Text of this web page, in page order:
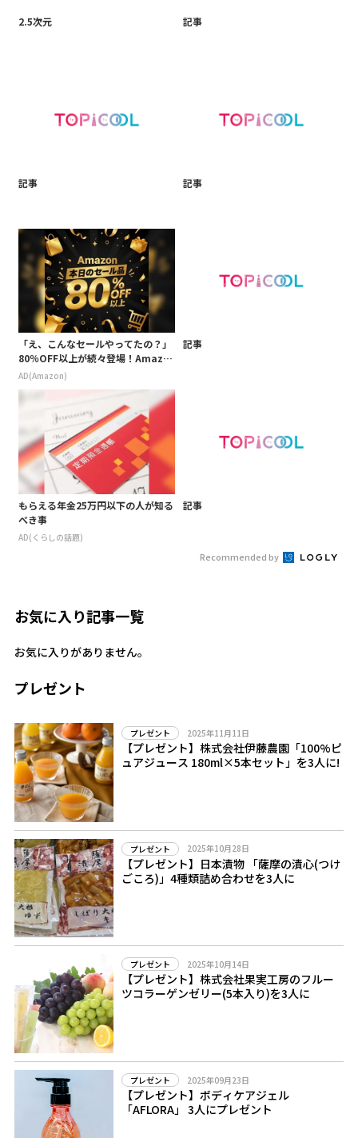
2.5次元 記事
記事 記事
「え、こんなセールやってたの？」
80％OFF以上が続々登場！Amazo
nの本気が凄すぎる
AD(Amazon)
記事
もらえる年金25万円以下の人が知る
べき事
AD(くらしの話題)
記事
Recommended by
お気に入り記事一覧
お気に入りがありません。
プレゼント
プレゼント 2025年11月11日
【プレゼント】株式会社伊藤農園「100%ピ
ュアジュース 180ml×5本セット」を3人に!
プレゼント 2025年10月28日
【プレゼント】日本漬物 「薩摩の漬心(つけ
ごころ)」4種類詰め合わせを3人に
プレゼント 2025年10月14日
【プレゼント】株式会社果実工房のフルー
ツコラーゲンゼリー(5本入り)を3人に
プレゼント 2025年09月23日
【プレゼント】ボディケアジェル
「AFLORA」 3人にプレゼント